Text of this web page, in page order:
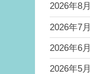
2026年8月
2026年7月
2026年6月
2026年5月